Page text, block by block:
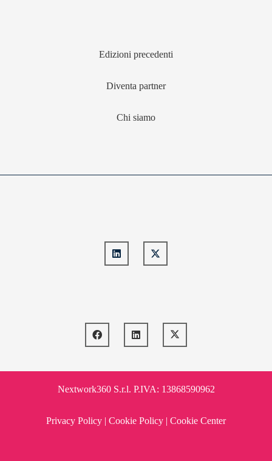
Edizioni precedenti
Diventa partner
Chi siamo
Nextwork360 S.r.l. P.IVA: 13868590962
Privacy Policy | Cookie Policy | Cookie Center